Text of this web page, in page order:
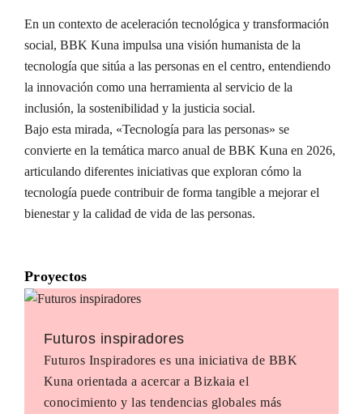
En un contexto de aceleración tecnológica y transformación
social, BBK Kuna impulsa una visión humanista de la
tecnología que sitúa a las personas en el centro, entendiendo
la innovación como una herramienta al servicio de la
inclusión, la sostenibilidad y la justicia social.
Bajo esta mirada, «Tecnología para las personas» se
convierte en la temática marco anual de BBK Kuna en 2026,
articulando diferentes iniciativas que exploran cómo la
tecnología puede contribuir de forma tangible a mejorar el
bienestar y la calidad de vida de las personas.
Proyectos
Futuros inspiradores
Futuros Inspiradores es una iniciativa de BBK
Kuna orientada a acercar a Bizkaia el
conocimiento y las tendencias globales más